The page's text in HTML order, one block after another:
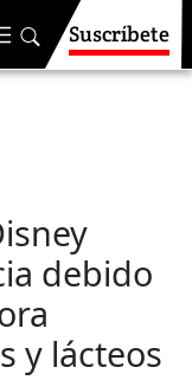
Suscríbete
debido
y lácteos